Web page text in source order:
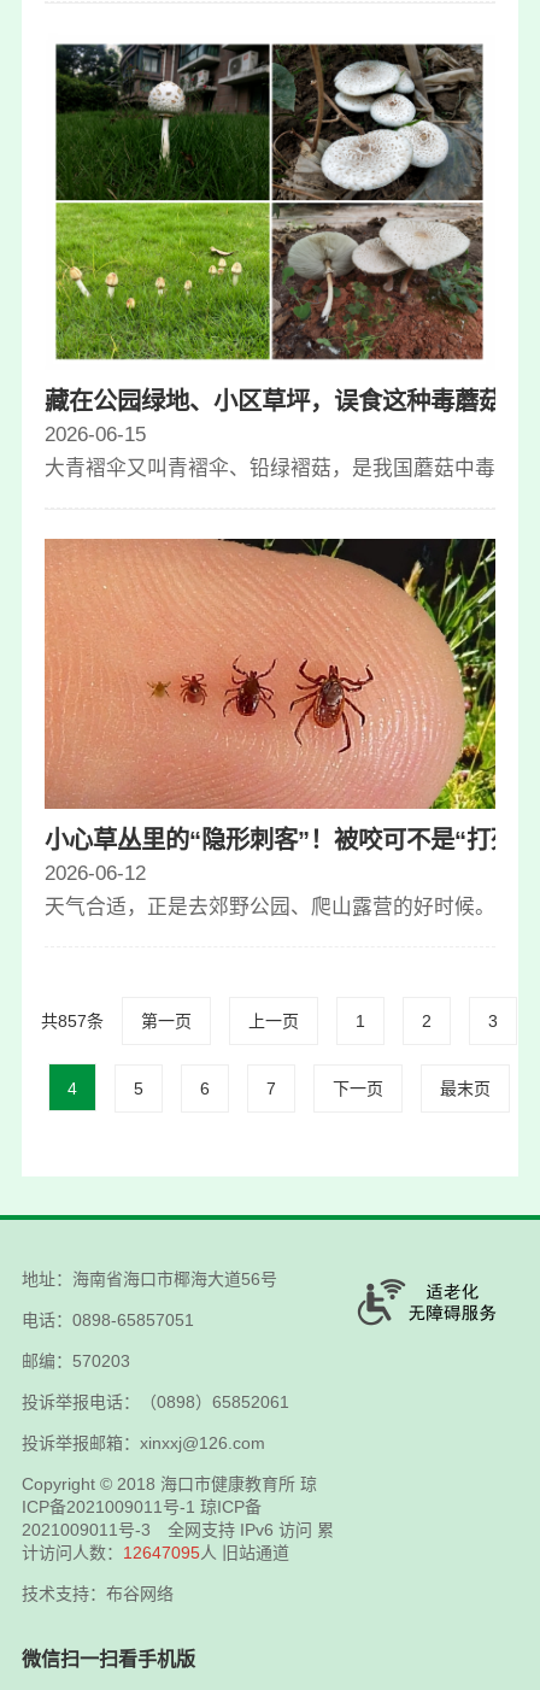
藏在公园绿地、小区草坪，误食这种毒蘑菇能
2026-06-15
大青褶伞又叫青褶伞、铅绿褶菇，是我国蘑菇中毒事
小心草丛里的“隐形刺客”！被咬可不是“打死
2026-06-12
天气合适，正是去郊野公园、爬山露营的好时候。但
共857条 第一页 上一页 1 2 3
4 5 6 7 下一页 最末页
地址：海南省海口市椰海大道56号
电话：0898-65857051
邮编：570203
投诉举报电话：（0898）65852061
投诉举报邮箱：xinxxj@126.com
Copyright © 2018 海口市健康教育所 琼
ICP备2021009011号-1 琼ICP备
2021009011号-3 全网支持 IPv6 访问 累
计访问人数： 12647095人 旧站通道
技术支持：布谷网络
微信扫一扫看手机版